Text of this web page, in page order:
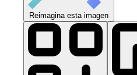
Reimagina esta imagen